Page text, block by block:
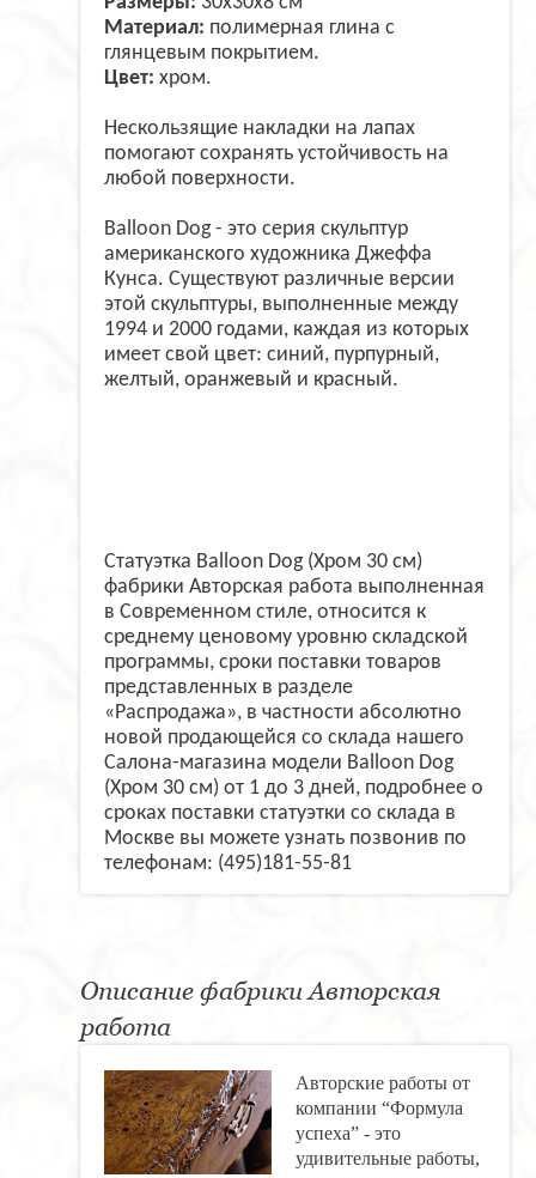
Материал: полимерная глина с
глянцевым покрытием.
Цвет: хром.
Нескользящие накладки на лапах
помогают сохранять устойчивость на
любой поверхности.
Balloon Dog - это серия скульптур
американского художника Джеффа
Кунса. Существуют различные версии
этой скульптуры, выполненные между
1994 и 2000 годами, каждая из которых
имеет свой цвет: синий, пурпурный,
желтый, оранжевый и красный.
Статуэтка Balloon Dog (Хром 30 см)
фабрики Авторская работа выполненная
в Современном стиле, относится к
среднему ценовому уровню складской
программы, сроки поставки товаров
представленных в разделе
«Распродажа», в частности абсолютно
новой продающейся со склада нашего
Салона-магазина модели Balloon Dog
(Хром 30 см) от 1 до 3 дней, подробнее о
сроках поставки статуэтки со склада в
Москве вы можете узнать позвонив по
телефонам: (495)181-55-81
Описание фабрики Авторская
работа
Авторские работы от
компании “Формула
успеха” - это
удивительные работы,